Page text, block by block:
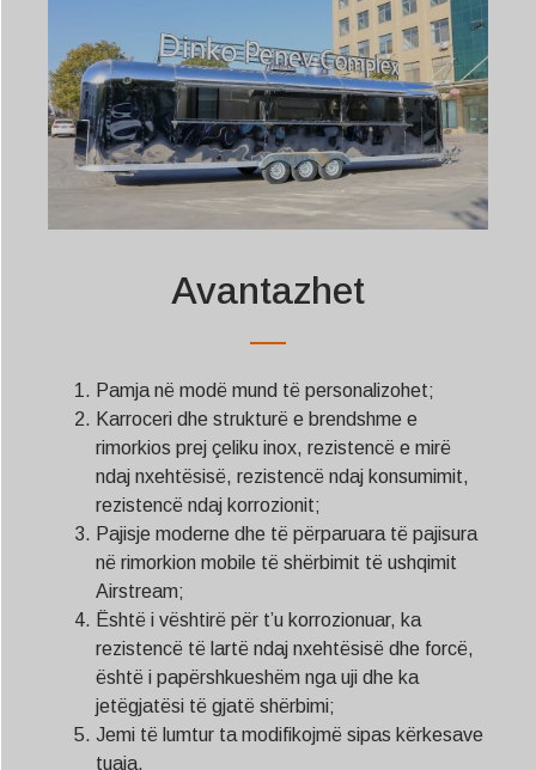
Avantazhet
Pamja në modë mund të personalizohet;
Karroceri dhe strukturë e brendshme e
rimorkios prej çeliku inox, rezistencë e mirë
ndaj nxehtësisë, rezistencë ndaj konsumimit,
rezistencë ndaj korrozionit;
Pajisje moderne dhe të përparuara të pajisura
në rimorkion mobile të shërbimit të ushqimit
Airstream;
Është i vështirë për t’u korrozionuar, ka
rezistencë të lartë ndaj nxehtësisë dhe forcë,
është i papërshkueshëm nga uji dhe ka
jetëgjatësi të gjatë shërbimi;
Jemi të lumtur ta modifikojmë sipas kërkesave
tuaja.